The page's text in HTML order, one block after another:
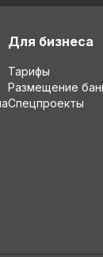
Для бизнеса
Тарифы
Размещение
Спецпроекты